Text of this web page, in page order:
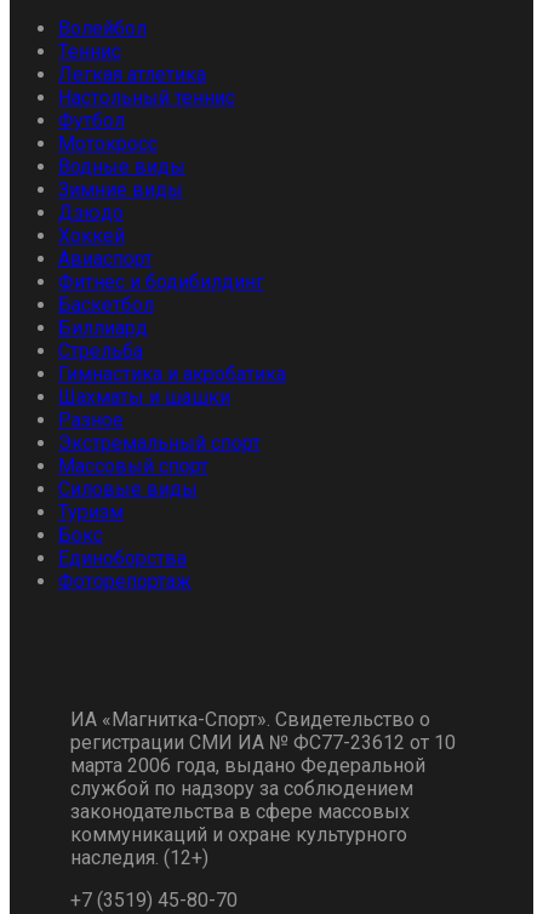
Волейбол
Теннис
Легкая атлетика
Настольный теннис
Футбол
Мотокросс
Водные виды
Зимние виды
Дзюдо
Хоккей
Авиаспорт
Фитнес и бодибилдинг
Баскетбол
Биллиард
Стрельба
Гимнастика и акробатика
Шахматы и шашки
Разное
Экстремальный спорт
Массовый спорт
Силовые виды
Туризм
Бокс
Единоборства
Фоторепортаж
ИА «Магнитка-Спорт». Свидетельство о
регистрации СМИ ИА № ФС77-23612 от 10
марта 2006 года, выдано Федеральной
службой по надзору за соблюдением
законодательства в сфере массовых
коммуникаций и охране культурного
наследия. (12+)
+7 (3519) 45-80-70